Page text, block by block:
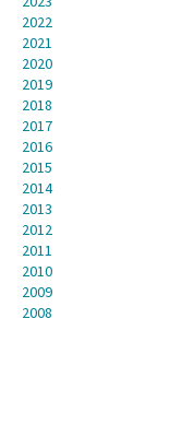
2022
2021
2020
2019
2018
2017
2016
2015
2014
2013
2012
2011
2010
2009
2008